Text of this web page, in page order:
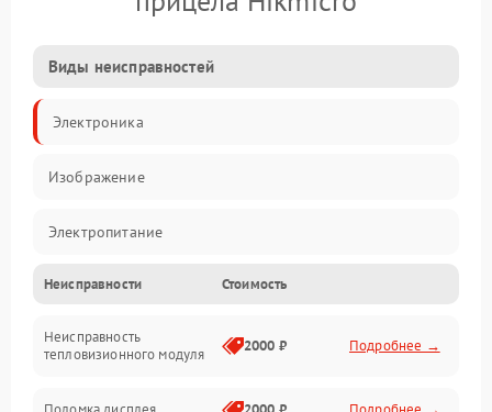
Виды неисправностей
Электроника
Изображение
Электропитание
Измерения
Матрица
Неисправности Стоимость
Неисправность
тепловизионного модуля
2000 ₽ Подробнее →